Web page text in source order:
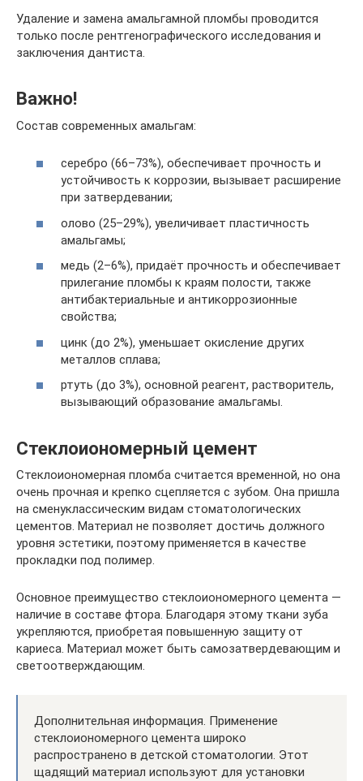
Удаление и замена амальгамной пломбы проводится
только после рентгенографического исследования и
заключения дантиста.
Важно!
Состав современных амальгам:
серебро (66–73%), обеспечивает прочность и
устойчивость к коррозии, вызывает расширение
при затвердевании;
олово (25–29%), увеличивает пластичность
амальгамы;
медь (2–6%), придаёт проч­ность и обеспечивает
прилегание пломбы к краям полости, также
антибактериальные и антикоррозионные
свойства;
цинк (до 2%), уменьшает окисление других
металлов сплава;
ртуть (до 3%), основной реагент, растворитель,
вызывающий образование амальгамы.
Стеклоиономерный цемент
Стеклоиономерная пломба считается временной, но она
очень прочная и крепко сцепляется с зубом. Она пришла
на сменуклассическим видам стоматологических
цементов. Материал не позволяет достичь должного
уровня эстетики, поэтому применяется в качестве
прокладки под полимер.
Основное преимущество стеклоиономерного цемента —
наличие в составе фтора. Благодаря этому ткани зуба
укрепляются, приобретая повышенную защиту от
кариеса. Материал может быть самозатвердевающим и
светоотверждающим.
Дополнительная информация. Применение
стеклоиономерного цемента широко
распространено в детской стоматологии. Этот
щадящий материал используют для установки